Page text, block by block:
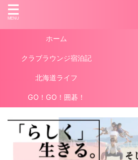
ホーム
クラブラウンジ宿泊記
北海道ライフ
GO！GO！囲碁！